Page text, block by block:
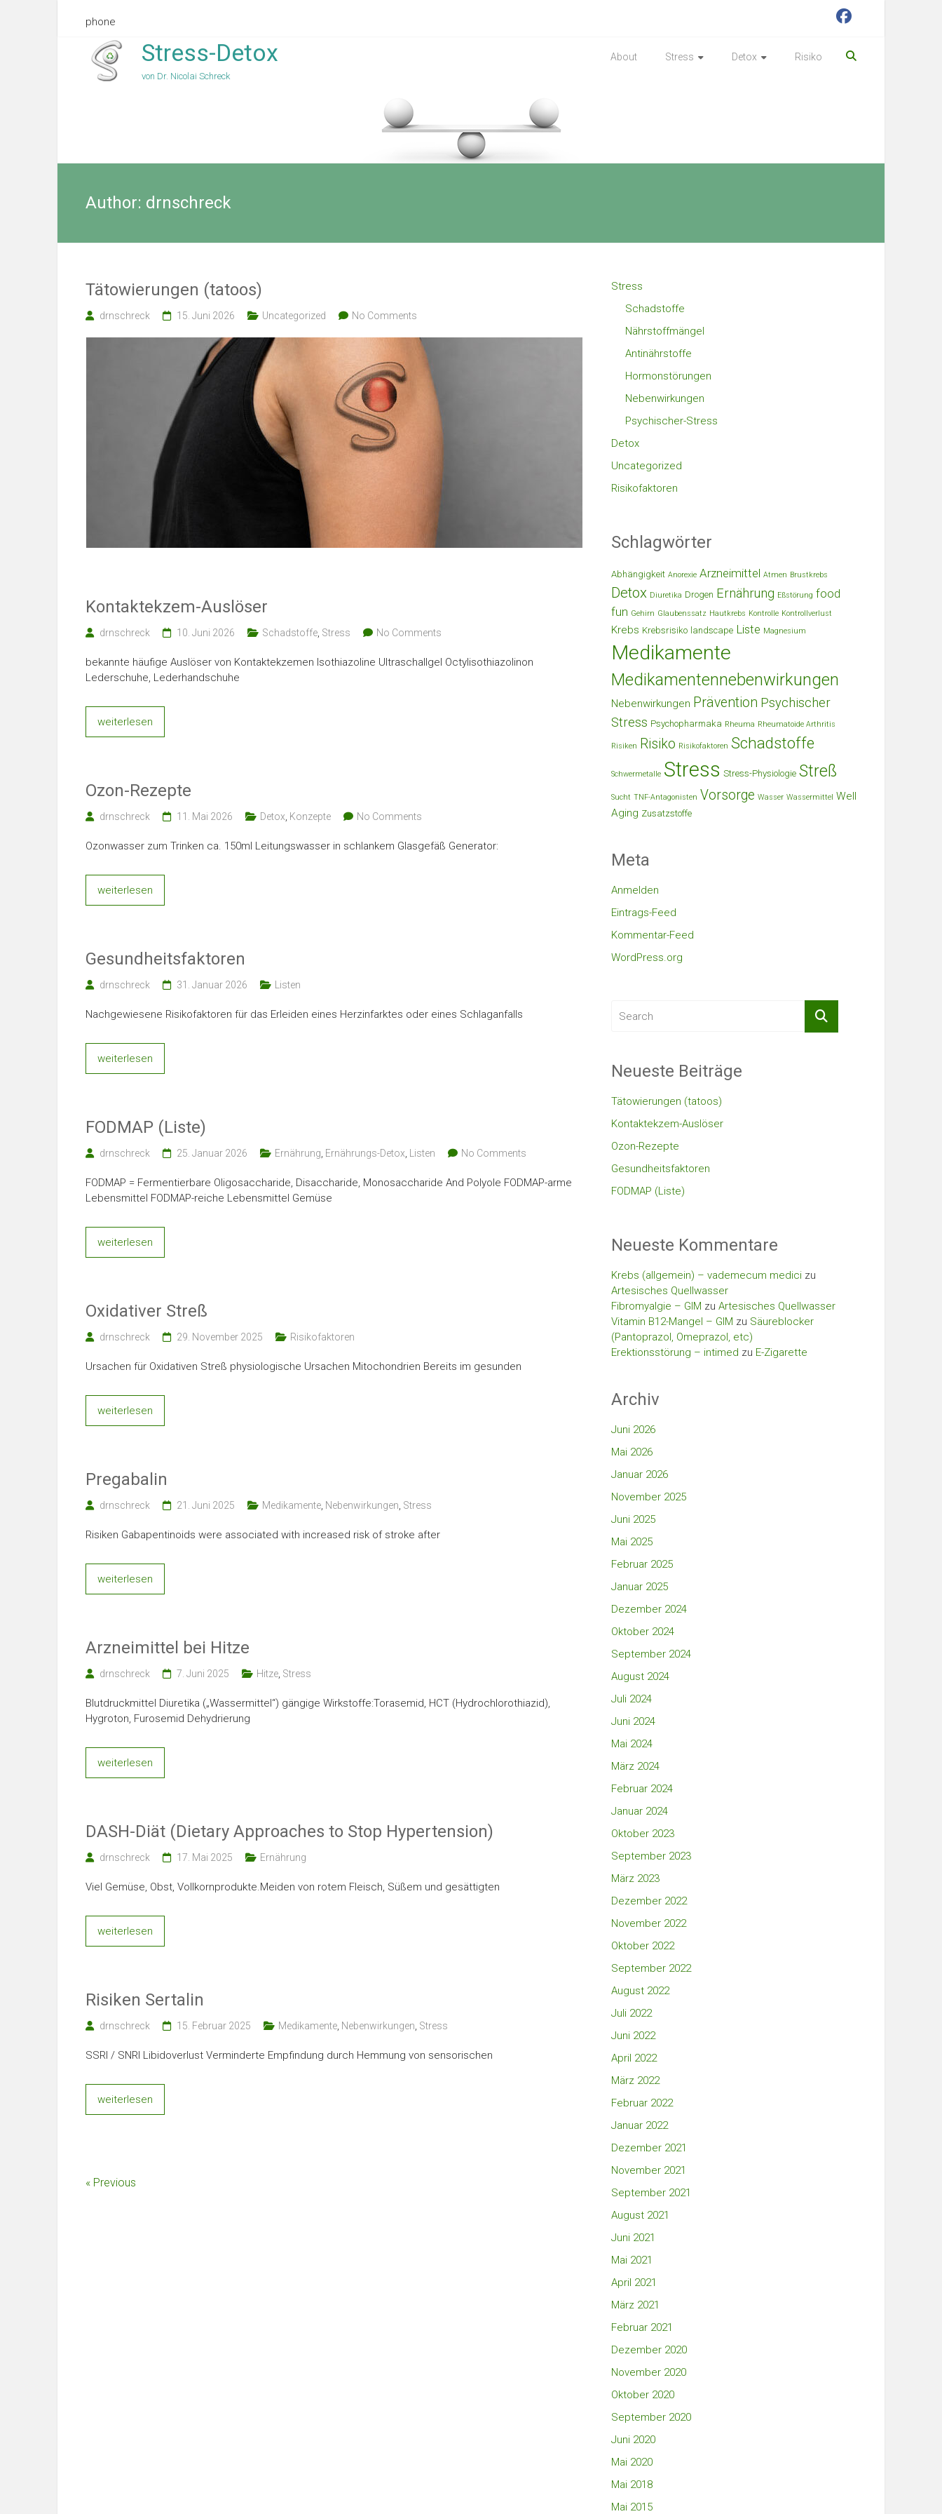
phone
Stress-Detox
von Dr. Nicolai Schreck
About Stress Detox Risiko
Author: drnschreck
Tätowierungen (tatoos)
drnschreck 15. Juni 2026 Uncategorized No Comments
Kontaktekzem-Auslöser
drnschreck 10. Juni 2026 Schadstoffe Stress No Comments
bekannte häufige Auslöser von Kontaktekzemen Isothiazoline Ultraschallgel Octylisothiazolinon
Lederschuhe, Lederhandschuhe
weiterlesen
Ozon-Rezepte
drnschreck 11. Mai 2026 Detox Konzepte No Comments
Ozonwasser zum Trinken ca. 150ml Leitungswasser in schlankem Glasgefäß Generator:
weiterlesen
Gesundheitsfaktoren
drnschreck 31. Januar 2026 Listen
Nachgewiesene Risikofaktoren für das Erleiden eines Herzinfarktes oder eines Schlaganfalls
weiterlesen
FODMAP (Liste)
drnschreck 25. Januar 2026 Ernährung Ernährungs-Detox Listen No Comments
FODMAP = Fermentierbare Oligosaccharide, Disaccharide, Monosaccharide And Polyole FODMAP-arme
Lebensmittel FODMAP-reiche Lebensmittel Gemüse
weiterlesen
Oxidativer Streß
drnschreck 29. November 2025 Risikofaktoren
Ursachen für Oxidativen Streß physiologische Ursachen Mitochondrien Bereits im gesunden
weiterlesen
Pregabalin
drnschreck 21. Juni 2025 Medikamente Nebenwirkungen Stress
Risiken Gabapentinoids were associated with increased risk of stroke after
weiterlesen
Arzneimittel bei Hitze
drnschreck 7. Juni 2025 Hitze Stress
Blutdruckmittel Diuretika („Wassermittel“) gängige Wirkstoffe:Torasemid, HCT (Hydrochlorothiazid),
Hygroton, Furosemid Dehydrierung
weiterlesen
DASH-Diät (Dietary Approaches to Stop Hypertension)
drnschreck 17. Mai 2025 Ernährung
Viel Gemüse, Obst, Vollkornprodukte.Meiden von rotem Fleisch, Süßem und gesättigten
weiterlesen
Risiken Sertalin
drnschreck 15. Februar 2025 Medikamente Nebenwirkungen Stress
SSRI / SNRI Libidoverlust Verminderte Empfindung durch Hemmung von sensorischen
weiterlesen
« Previous
Stress
Schadstoffe
Nährstoffmängel
Antinährstoffe
Hormonstörungen
Nebenwirkungen
Psychischer-Stress
Detox
Uncategorized
Risikofaktoren
Schlagwörter
Abhängigkeit Anorexie Arzneimittel Atmen Brustkrebs
Detox Diuretika Drogen Ernährung Eßstörung food
fun Gehirn Glaubenssatz Hautkrebs Kontrolle Kontrollverlust
Krebs Krebsrisiko landscape Liste Magnesium
Medikamente
Medikamentennebenwirkungen
Nebenwirkungen Prävention Psychischer
Stress Psychopharmaka Rheuma Rheumatoide Arthritis
Risiken Risiko Risikofaktoren Schadstoffe
Schwermetalle Stress Stress-Physiologie Streß
Sucht TNF-Antagonisten Vorsorge Wasser Wassermittel Well
Aging Zusatzstoffe
Meta
Anmelden
Eintrags-Feed
Kommentar-Feed
WordPress.org
Neueste Beiträge
Tätowierungen (tatoos)
Kontaktekzem-Auslöser
Ozon-Rezepte
Gesundheitsfaktoren
FODMAP (Liste)
Neueste Kommentare
Krebs (allgemein) – vademecum medici zu
Artesisches Quellwasser
Fibromyalgie – GIM zu Artesisches Quellwasser
Vitamin B12-Mangel – GIM zu Säureblocker
(Pantoprazol, Omeprazol, etc)
Erektionsstörung – intimed zu E-Zigarette
Archiv
Juni 2026
Mai 2026
Januar 2026
November 2025
Juni 2025
Mai 2025
Februar 2025
Januar 2025
Dezember 2024
Oktober 2024
September 2024
August 2024
Juli 2024
Juni 2024
Mai 2024
März 2024
Februar 2024
Januar 2024
Oktober 2023
September 2023
März 2023
Dezember 2022
November 2022
Oktober 2022
September 2022
August 2022
Juli 2022
Juni 2022
April 2022
März 2022
Februar 2022
Januar 2022
Dezember 2021
November 2021
September 2021
August 2021
Juni 2021
Mai 2021
April 2021
März 2021
Februar 2021
Dezember 2020
November 2020
Oktober 2020
September 2020
Juni 2020
Mai 2020
Mai 2018
Mai 2015